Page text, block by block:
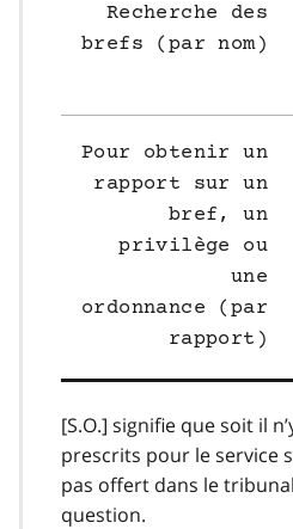
Recherche des
brefs (par nom)
Pour obtenir un
rapport sur un
bref, un
privilège ou
une
ordonnance (par
rapport)
[S.O.] signifie que soit il
prescrits pour le service
pas offert dans le
question.